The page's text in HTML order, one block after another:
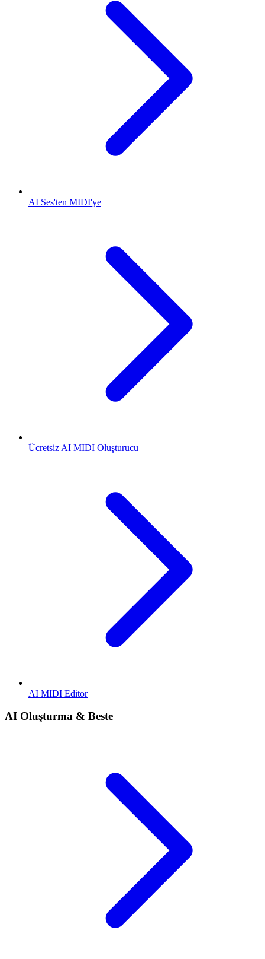
AI Ses'ten MIDI'ye
Ücretsiz AI MIDI Oluşturucu
AI MIDI Editor
AI Oluşturma & Beste